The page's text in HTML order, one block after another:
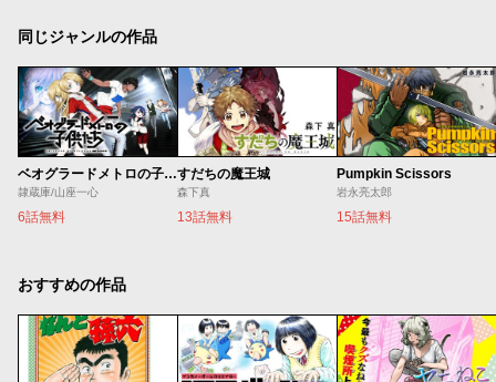
同じジャンルの作品
ベオグラードメトロの子供たち
隷蔵庫/山座一心
6話無料
すだちの魔王城
森下真
13話無料
Pumpkin Scissors
岩永亮太郎
15話無料
おすすめの作品